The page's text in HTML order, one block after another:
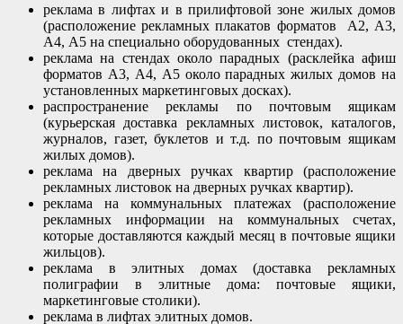
реклама в лифтах и в прилифтовой зоне жилых домов
(расположение рекламных плакатов форматов А2, А3,
А4, А5 на специально оборудованных стендах).
реклама на стендах около парадных (расклейка афиш
форматов А3, А4, А5 около парадных жилых домов на
установленных маркетинговых досках).
распространение рекламы по почтовым ящикам
(курьерская доставка рекламных листовок, каталогов,
журналов, газет, буклетов и т.д. по почтовым ящикам
жилых домов).
реклама на дверных ручках квартир (расположение
рекламных листовок на дверных ручках квартир).
реклама на коммунальных платежах (расположение
рекламных информации на коммунальных счетах,
которые доставляются каждый месяц в почтовые ящики
жильцов).
реклама в элитных домах (доставка рекламных
полиграфии в элитные дома: почтовые ящики,
маркетинговые столики).
реклама в лифтах элитных домов.